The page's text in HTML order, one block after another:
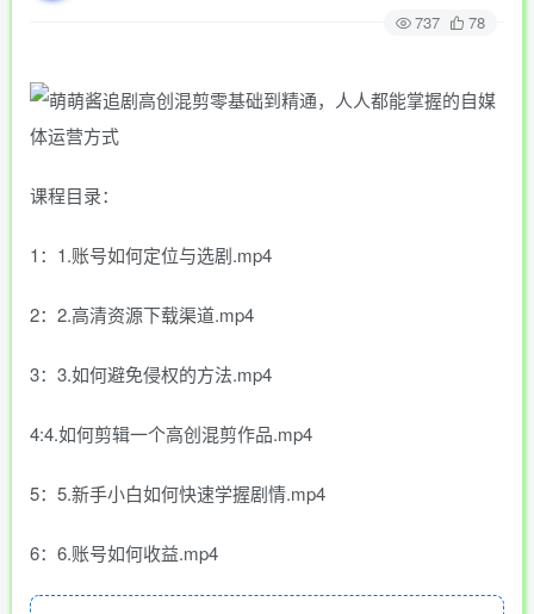
737 78
课程目录：
1：1.账号如何定位与选剧.mp4
2：2.高清资源下载渠道.mp4
3：3.如何避免侵权的方法.mp4
4:4.如何剪辑一个高创混剪作品.mp4
5：5.新手小白如何快速学握剧情.mp4
6：6.账号如何收益.mp4